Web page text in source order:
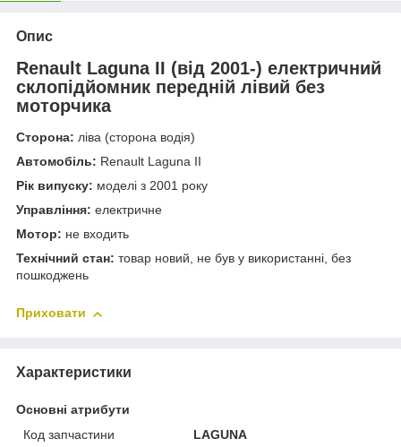
Опис
Renault Laguna II (від 2001-) електричний
склопідйомник передній лівий без
моторчика
Сторона: ліва (сторона водія)
Автомобіль: Renault Laguna II
Рік випуску: моделі з 2001 року
Управління: електричне
Мотор: не входить
Технічний стан: товар новий, не був у використанні, без
пошкоджень
Приховати
Характеристики
Основні атрибути
Код запчастини
LAGUNA